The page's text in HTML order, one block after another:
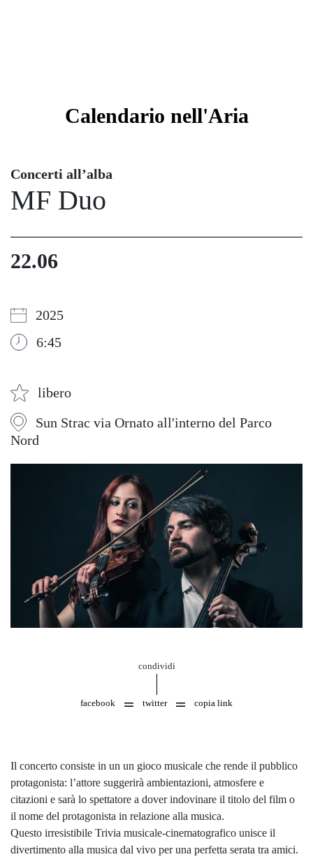
Calendario nell'Aria
Concerti all’alba
MF Duo
22.06
2025
6:45
libero
Sun Strac via Ornato all'interno del Parco
Nord
condividi
facebook twitter copia link
Il concerto consiste in un un gioco musicale che rende il pubblico
protagonista: l’attore suggerirà ambientazioni, atmosfere e
citazioni e sarà lo spettatore a dover indovinare il titolo del film o
il nome del protagonista in relazione alla musica.
Questo irresistibile Trivia musicale-cinematografico unisce il
divertimento alla musica dal vivo per una perfetta serata tra amici.